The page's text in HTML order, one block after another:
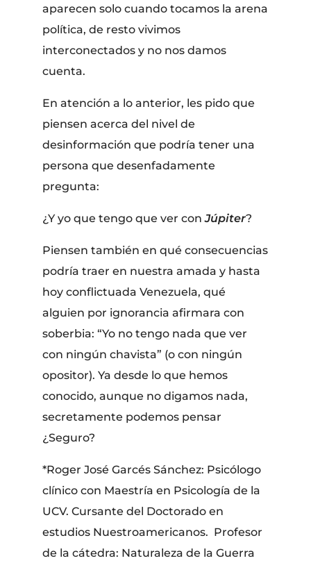
aparecen solo cuando tocamos la arena
política, de resto vivimos
interconectados y no nos damos
cuenta.
En atención a lo anterior, les pido que
piensen acerca del nivel de
desinformación que podría tener una
persona que desenfadamente
pregunta:
¿Y yo que tengo que ver conJúpiter?
Piensen también en qué consecuencias
podría traer en nuestra amada y hasta
hoy conflictuada Venezuela, qué
alguien por ignorancia afirmara con
soberbia: “Yo no tengo nada que ver
con ningún chavista” (o con ningún
opositor). Ya desde lo que hemos
conocido, aunque no digamos nada,
secretamente podemos pensar
¿Seguro?
*Roger José Garcés Sánchez: Psicólogo
clínico con Maestría en Psicología de la
UCV. Cursante del Doctorado en
estudios Nuestroamericanos. Profesor
de la cátedra: Naturaleza de la Guerra